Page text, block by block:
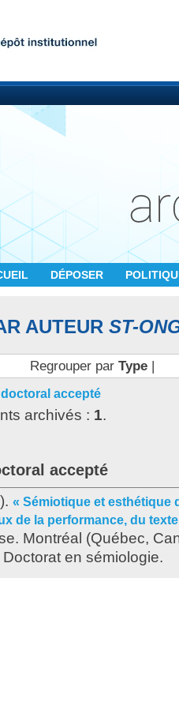
DÉPOSER
AUTEUR ST-
Regrouper par Type|
accepté
archivés : 1.
accepté
« Sémiotique et esthétique
de la performance, du
Montréal (Québec,
en sémiologie.